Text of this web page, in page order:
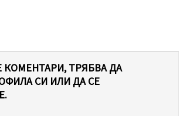
КОМЕНТАРИ, ТРЯБВА ДА
СИ ИЛИ ДА СЕ